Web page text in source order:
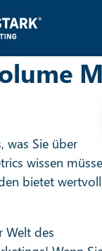
was Sie über
wissen
bietet
Welt des